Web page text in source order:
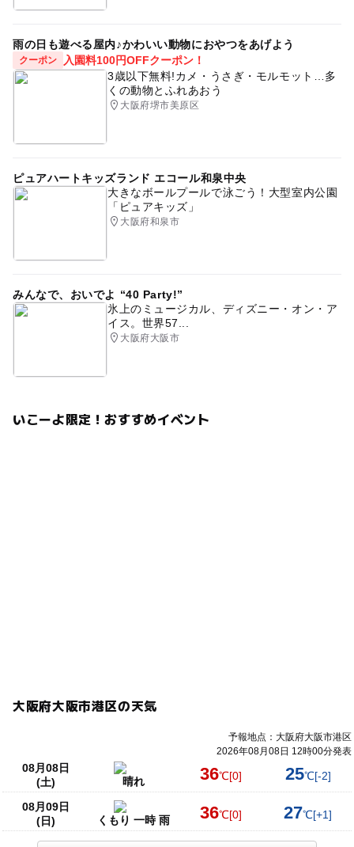
公式HP：https://solaniwa.com/news/christmas25/
予約ページ
予約はこちらから
雨の日も遊べる屋内♪かわいい動物におやつをあげよう
クーポン
入園料100円OFFクーポン！
3歳以下無料!カメ・うさぎ・モルモット…多
くの動物とふれあおう
大阪府堺市美原区
ピュアハートキッズランド エコール和泉中央
大きなボールプールで泳ごう！大型室内公園
「ピュアキッズ」
大阪府和泉市
みんなで、おいでよ “40 Party!”
氷上のミュージカル、ディズニー・オン・ア
イス。世界57...
大阪府大阪市
いこーよ限定！おすすめイベント
大阪府大阪市港区の天気
予報地点：大阪府大阪市港区
2026年08月08日 12時00分発表
08月08日
(土)
晴れ 36℃[0] 25℃[-2]
08月09日
(日)
くもり 一時 雨 36℃[0] 27℃[+1]